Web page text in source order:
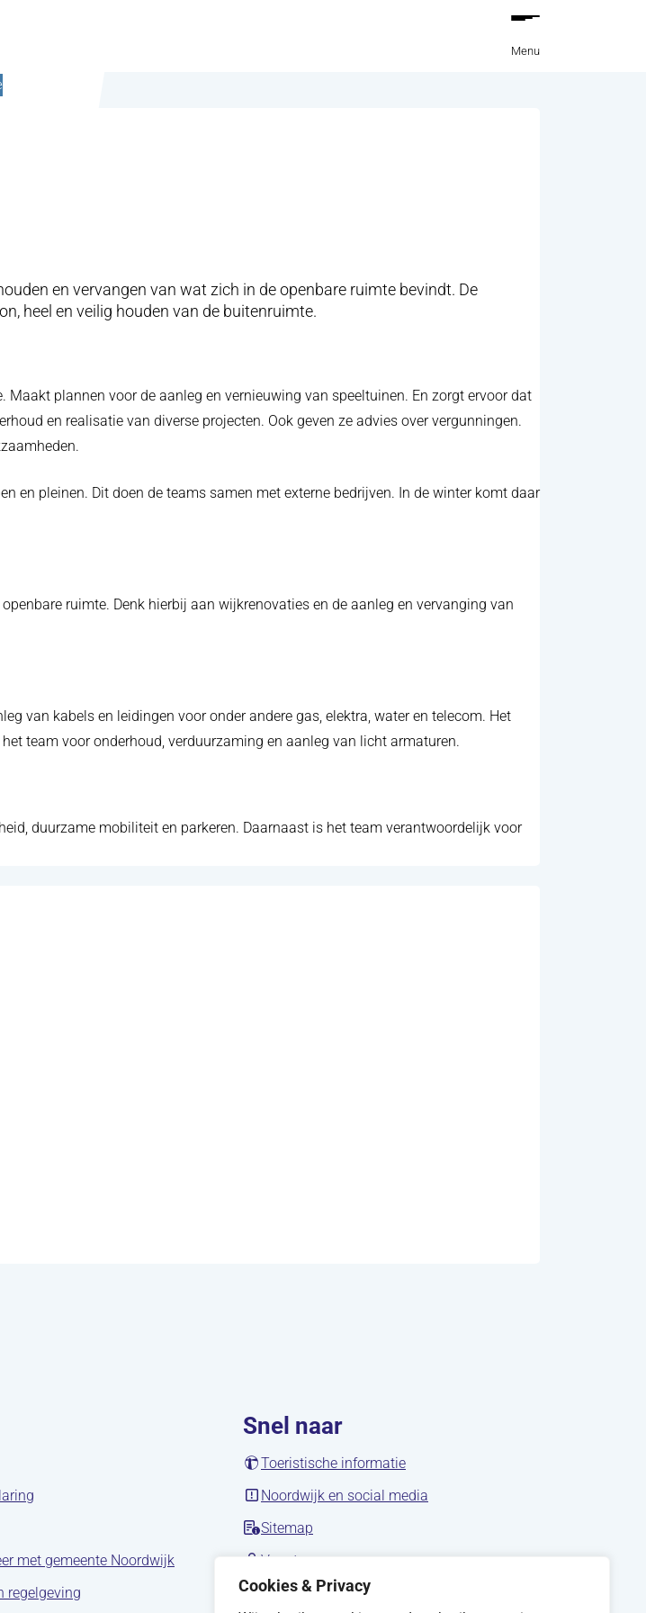
Cookies & Privacy
Menu
en vervangen van wat zich in de openbare ruimte bevindt. De
heel en veilig houden van de buitenruimte.
plannen voor de aanleg en vernieuwing van speeltuinen. En zorgt ervoor dat
en realisatie van diverse projecten. Ook geven ze advies over vergunningen.
en pleinen. Dit doen de teams samen met externe bedrijven. In de winter komt daar
ruimte. Denk hierbij aan wijkrenovaties en de aanleg en vervanging van
van kabels en leidingen voor onder andere gas, elektra, water en telecom. Het
team voor onderhoud, verduurzaming en aanleg van licht armaturen.
duurzame mobiliteit en parkeren. Daarnaast is het team verantwoordelijk voor
tabblad)
in nieuw tabblad)
met gemeente Noordwijk(opent in nieuw tabblad)
regelgeving
Snel naar
Toeristische informatie(opent in nieuw tabblad)
Noordwijk en social media
Sitemap
Vacatures(opent in nieuw tabblad)